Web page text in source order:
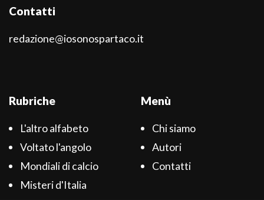
Contatti
redazione@iosonospartaco.it
Rubriche
L'altro alfabeto
Voltato l'angolo
Mondiali di calcio
Misteri d'Italia
Menù
Chi siamo
Autori
Contatti